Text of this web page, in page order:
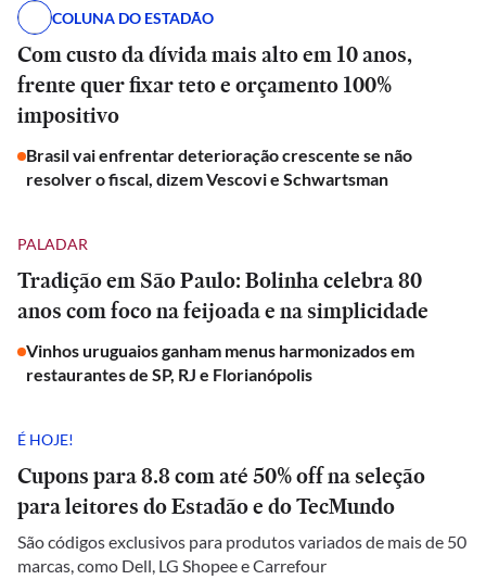
COLUNA DO ESTADÃO
Com custo da dívida mais alto em 10 anos,
frente quer fixar teto e orçamento 100%
impositivo
Brasil vai enfrentar deterioração crescente se não
resolver o fiscal, dizem Vescovi e Schwartsman
PALADAR
Tradição em São Paulo: Bolinha celebra 80
anos com foco na feijoada e na simplicidade
Vinhos uruguaios ganham menus harmonizados em
restaurantes de SP, RJ e Florianópolis
É HOJE!
Cupons para 8.8 com até 50% off na seleção
para leitores do Estadão e do TecMundo
São códigos exclusivos para produtos variados de mais de 50
marcas, como Dell, LG Shopee e Carrefour